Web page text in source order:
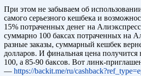
При этом не забываем об
самого серьезного кешбека и
15% потраченных денег на
суммарно 100 баксах потраченных на
разные заказы, суммарный кешбек
долларов. И финальная цена получится
100, а 85-90 баксов. Вот линк-
— https://backit.me/ru/